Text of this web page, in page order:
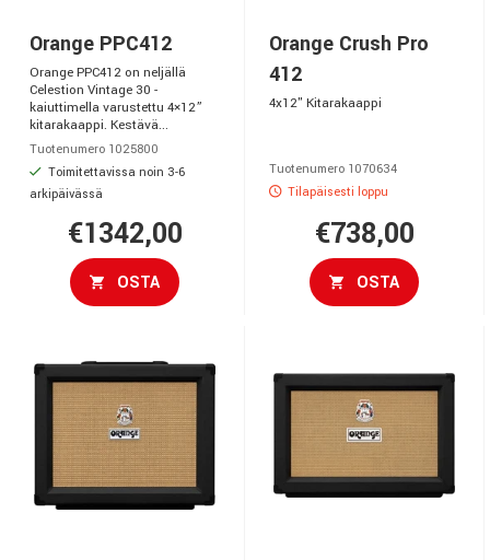
Orange PPC412
Orange PPC412 on neljällä
Celestion Vintage 30 -
kaiuttimella varustettu 4×12”
kitarakaappi. Kestävä...
Tuotenumero 1025800
Toimitettavissa noin 3-6
arkipäivässä
€1342,00
OSTA
Orange Crush Pro
412
4x12" Kitarakaappi
Tuotenumero 1070634
Tilapäisesti loppu
€738,00
OSTA